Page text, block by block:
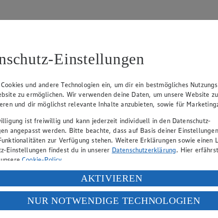
Fickert (Vorstandsmitglied), Jürgen Mäder
gewährt Ihnen jedoch das Recht, den auf dieser Website
und Vervielfältigung von Bildmaterial oder Grafiken aus
verantwortlich. Firma und Anschriften unserer
hin, dass wir nicht an einem Streitbeilegungsverfahren vor einer
Einstellungen
und andere Technologien ein, um dir ein bestmögliches
zu ermöglichen. Wir verwenden deine Daten, um unsere Website zu
und dir möglichst relevante Inhalte anzubieten, sowie für
ist freiwillig und kann jederzeit individuell in den Datenschutz-
angepasst werden. Bitte beachte, dass auf Basis deiner
zur Verfügung stehen. Weitere Erklärungen sowie einen
Einstellungen findest du in unserer Datenschutzerklärung. Hier
Cookie-Policy.
deiner personenbezogenen Daten in den USA durch Facebook und
„Aktivieren“ klickst, willigst du im Sinne des Art. 49 Abs. 1 Satz 1 lit.
Daten in den USA verarbeitet werden. Der EuGH sieht die USA als
europäischen Standards nicht angemessenen Datenschutzniveau an. Es
AKTIVIEREN
NUR NOTWENDIGE TECHNOLOGIEN